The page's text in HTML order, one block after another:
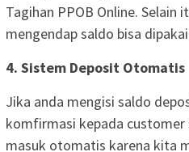
Tagihan PPOB Online. Selain
mengendap saldo bisa
4. Sistem Deposit Otomatis
Jika anda mengisi saldo
komfirmasi kepada customer
masuk otomatis karena kita